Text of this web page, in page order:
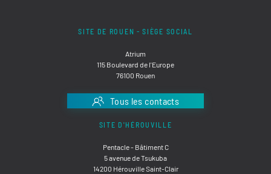
SITE DE ROUEN - SIÈGE SOCIAL
Atrium
115 Boulevard de l'Europe
76100 Rouen
Tous les contacts
SITE D'HÉROUVILLE
Pentacle - Bâtiment C
5 avenue de Tsukuba
14200 Hérouville Saint-Clair